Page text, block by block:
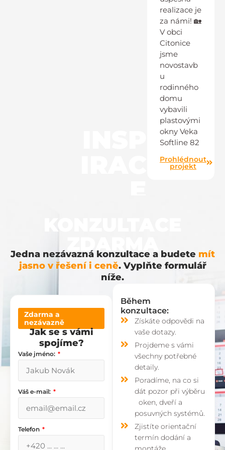
realizace je
za námi! 🏡
V obci
Citonice
jsme
novostavb
u
rodinného
domu
vybavili
plastovými
okny Veka
Softline 82
Prohlédnout
projekt
ZDARMA
Jedna nezávazná konzultace a budete mít
jasno v řešení i ceně. Vyplňte formulář
níže.
Zdarma a
nezávazně
Jak se s vámi
spojíme?
Vaše jméno:
Váš e-mail:
Telefon
Během
konzultace:
Získáte odpovědi na
vaše dotazy.
Projdeme s vámi
všechny potřebné
detaily.
Poradíme, na co si
dát pozor při výběru
oken, dveří a
posuvných systémů.
Zjistíte orientační
termín dodání a